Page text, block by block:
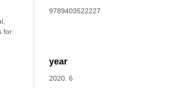
for
9789403522227
year
2020. 6